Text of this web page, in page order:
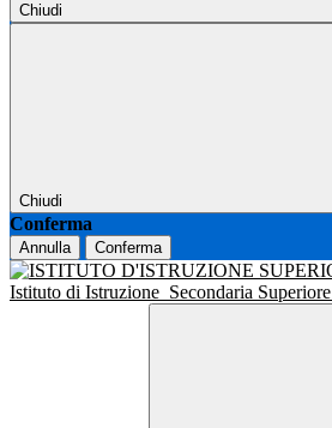
Chiudi
Chiudi
Conferma
Annulla Conferma
Istituto di Istruzione Secondaria Superiore